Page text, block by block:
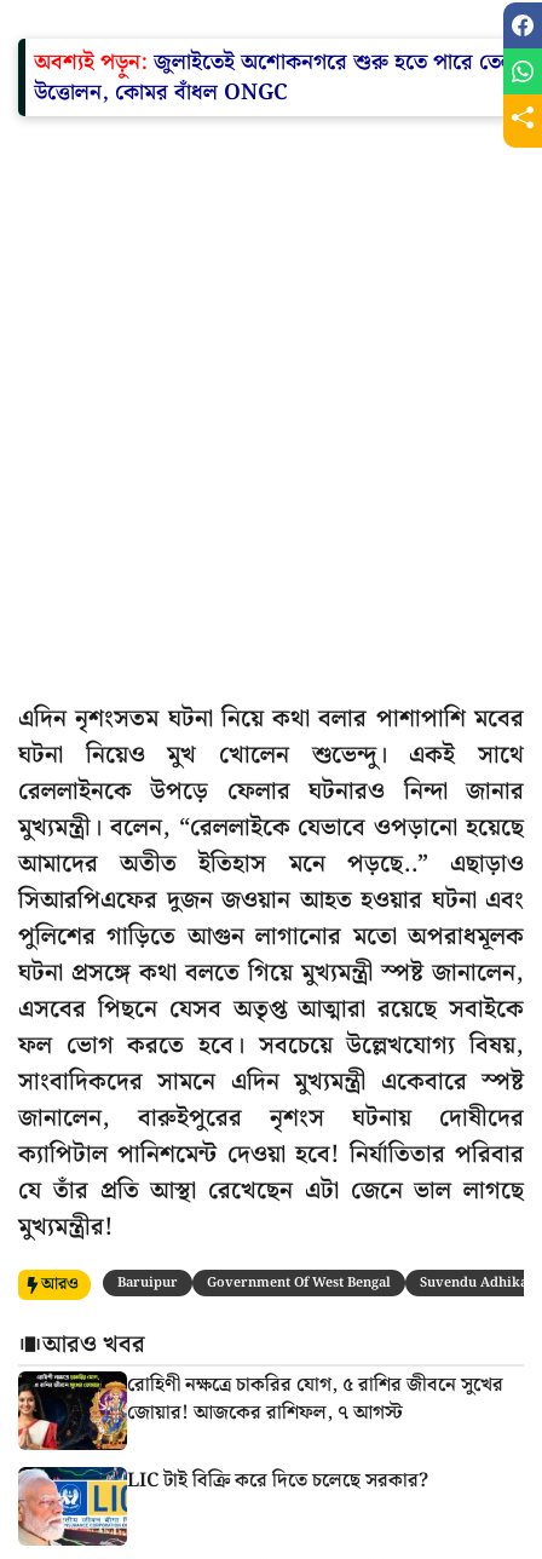
অবশ্যই পড়ুন:জুলাইতেই অশোকনগরে শুরু হতে পারে তেল
উত্তোলন, কোমর বাঁধল ONGC
এদিন নৃশংসতম ঘটনা নিয়ে কথা বলার পাশাপাশি মবের
ঘটনা নিয়েও মুখ খোলেন শুভেন্দু। একই সাথে
রেললাইনকে উপড়ে ফেলার ঘটনারও নিন্দা জানার
মুখ্যমন্ত্রী। বলেন, “রেললাইকে যেভাবে ওপড়ানো হয়েছে
আমাদের অতীত ইতিহাস মনে পড়ছে..” এছাড়াও
সিআরপিএফের দুজন জওয়ান আহত হওয়ার ঘটনা এবং
পুলিশের গাড়িতে আগুন লাগানোর মতো অপরাধমূলক
ঘটনা প্রসঙ্গে কথা বলতে গিয়ে মুখ্যমন্ত্রী স্পষ্ট জানালেন,
এসবের পিছনে যেসব অতৃপ্ত আত্মারা রয়েছে সবাইকে
ফল ভোগ করতে হবে। সবচেয়ে উল্লেখযোগ্য বিষয়,
সাংবাদিকদের সামনে এদিন মুখ্যমন্ত্রী একেবারে স্পষ্ট
জানালেন, বারুইপুরের নৃশংস ঘটনায় দোষীদের
ক্যাপিটাল পানিশমেন্ট দেওয়া হবে! নির্যাতিতার পরিবার
যে তাঁর প্রতি আস্থা রেখেছেন এটা জেনে ভাল লাগছে
মুখ্যমন্ত্রীর!
আরও Baruipur Government Of West Bengal Suvendu Adhikari
আরও খবর
রোহিণী নক্ষত্রে চাকরির যোগ, ৫ রাশির জীবনে সুখের
জোয়ার! আজকের রাশিফল, ৭ আগস্ট
LIC টাই বিক্রি করে দিতে চলেছে সরকার?